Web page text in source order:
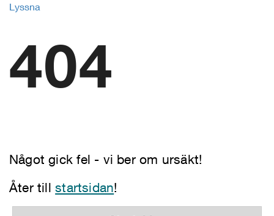
Lyssna
404
Något gick fel - vi ber om ursäkt!
Åter tillstartsidan!